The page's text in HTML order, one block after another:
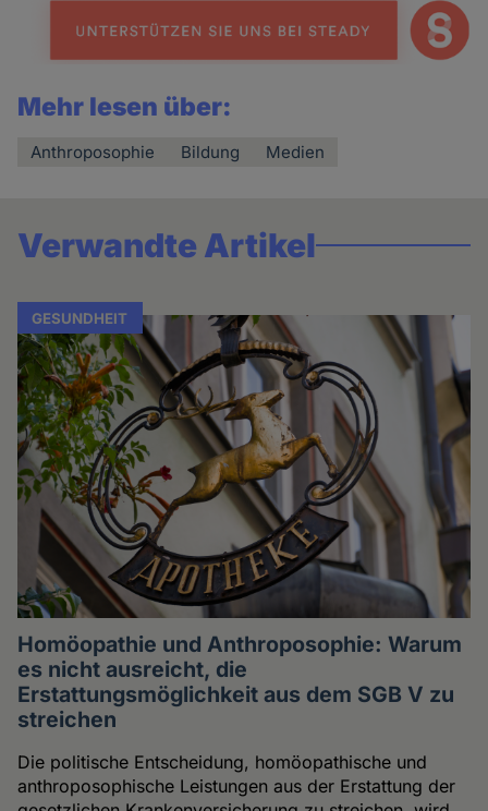
Mehr lesen über:
Anthroposophie Bildung Medien
Verwandte Artikel
GESUNDHEIT
Homöopathie und Anthroposophie: Warum
es nicht ausreicht, die
Erstattungsmöglichkeit aus dem SGB V zu
streichen
Die politische Entscheidung, homöopathische und
anthroposophische Leistungen aus der Erstattung der